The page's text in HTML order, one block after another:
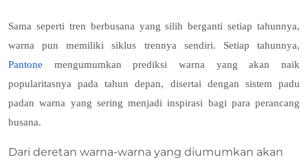
Sama seperti tren berbusana yang silih berganti setiap tahunnya,
warna pun memiliki siklus trennya sendiri. Setiap tahunnya,
Pantone mengumumkan prediksi warna yang akan naik
popularitasnya pada tahun depan, disertai dengan sistem padu
padan warna yang sering menjadi inspirasi bagi para perancang
busana.
Dari deretan warna-warna yang diumumkan akan